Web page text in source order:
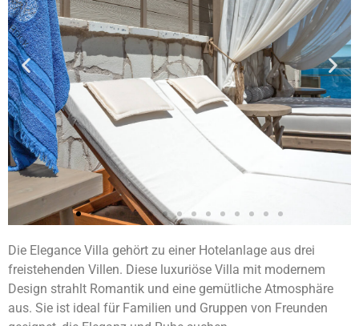
Die Elegance Villa gehört zu einer Hotelanlage aus drei
freistehenden Villen. Diese luxuriöse Villa mit modernem
Design strahlt Romantik und eine gemütliche Atmosphäre
aus. Sie ist ideal für Familien und Gruppen von Freunden